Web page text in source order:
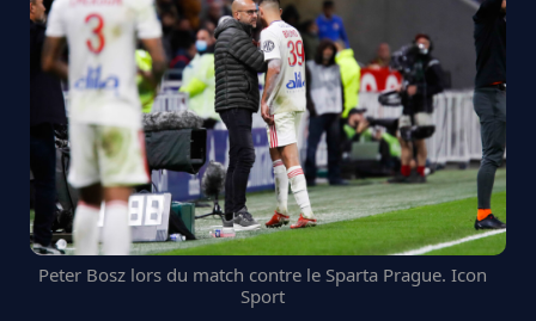
Peter Bosz lors du match contre le Sparta Prague. Icon
Sport